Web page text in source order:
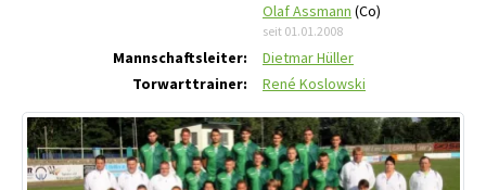
Olaf Assmann (Co)
seit 01.01.2008
Mannschaftsleiter:
Dietmar Hüller
Torwarttrainer:
René Koslowski